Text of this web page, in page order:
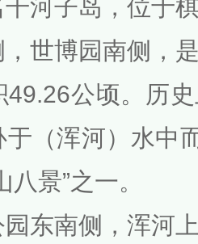
河子岛，位于
世博园南侧，
49.26公顷。历
（浑河）水中
景”之一。
东南侧，浑河